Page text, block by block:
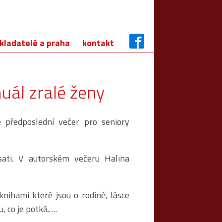
a praha kontakt
zralé ženy
večer pro seniory
V autorském večeru Halina
které jsou o rodině, lásce
co je potká.….